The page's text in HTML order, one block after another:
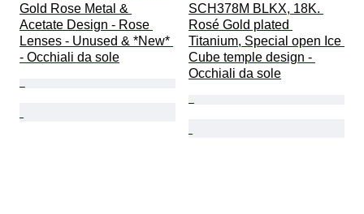
Gold Rose Metal &
Acetate Design - Rose
Lenses - Unused & *New*
- Occhiali da sole
SCH378M BLKX, 18K.
Rosé Gold plated
Titanium, Special open Ice
Cube temple design -
Occhiali da sole